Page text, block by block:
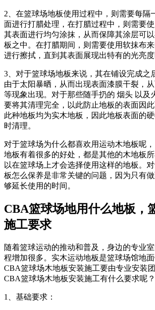
2、在篮球场地板使用过程中，则需要每隔
面进行打腊处理，在打腊过程中，则需要
其表面进行均匀涂抹，从而保障其涂层可
板之中。在打腊期间，则需要使用软抹布
进行擦拭，直到其表面展现出特有的光亮度
3、对于篮球场地板来说，其在铺设完成之
由于太阳暴晒，从而出现表面漆膜干裂，
等现象出现。对于那些随手扔的 烟头 以及
要将其清理完全，以此防止地板的表面因
此种地板均为实木地板，因此地板表面的
时清理。
对于篮球场为什么都喜欢用运动木地板呢
地板有着很多的好处，都是其他的木地板
以在篮球场上才会选择使用这样的地板。
板怎么保养是非常关键的问题，因为只有
够延长使用的时间。
CBA篮球场地用什么地板，
施工要求
随着篮球运动的推动和普及，身边的专业
程增加很多。实木运动地板是篮球场馆地面
CBA篮球场木地板安装施工要由专业安装
CBA篮球场木地板安装施工有什么要求呢？
1、基础要求：